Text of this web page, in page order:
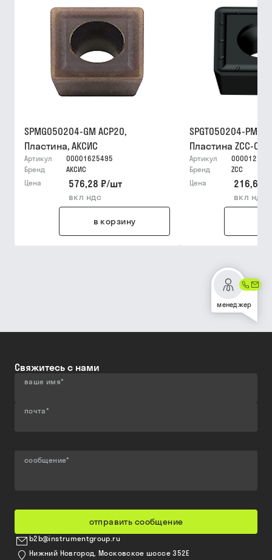
SPMG050204-GM ACP20,
Пластина, АКСИС
Артикул
00001625495
Бренд
АКСИС
Цена
576,28 ₽/шт
вкл ндс
в корзину
SPGT050204-PM
Пластина ZCC-CT
Артикул
Бренд
ZCC
Цена
216,67 ₽
вкл ндс
менеджер
Свяжитесь с нами
ваше имя*
почта*
сообщение*
отправить сообщение
b2b@instrumentgroup.ru
Нижний Новгород, Московское шоссе 352Е